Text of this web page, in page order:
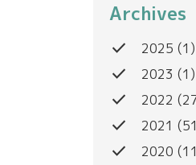
Archives
done 2025 (1)
done 2023 (1)
done 2022
done 2021
done 2020